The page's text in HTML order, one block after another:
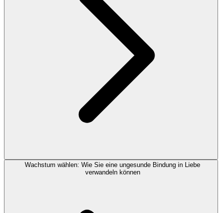
Wachstum wählen: Wie Sie eine ungesunde Bindung in Liebe
verwandeln können